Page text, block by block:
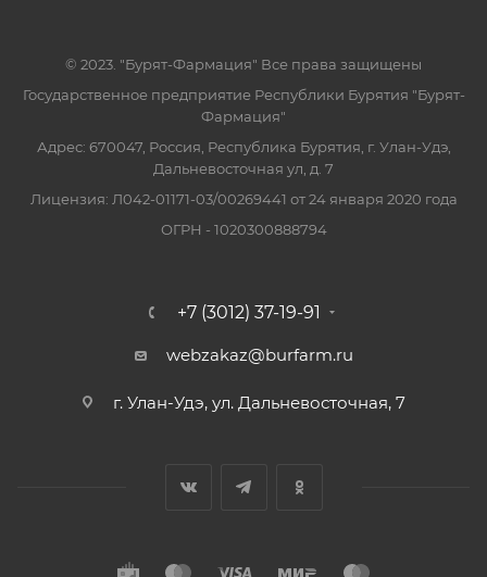
© 2023. "Бурят-Фармация" Все права защищены
Государственное предприятие Республики Бурятия "Бурят-
Фармация"
Адрес: 670047, Россия, Республика Бурятия, г. Улан-Удэ,
Дальневосточная ул, д. 7
Лицензия: Л042-01171-03/00269441 от 24 января 2020 года
ОГРН - 1020300888794
+7 (3012) 37-19-91
webzakaz@burfarm.ru
г. Улан-Удэ, ул. Дальневосточная, 7